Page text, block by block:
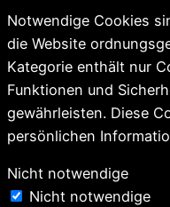
Notwendige Cookies
die Website
Kategorie enthält nur
Funktionen und
gewährleisten. Diese
persönlichen
Nicht notwendige
Nicht notwendige